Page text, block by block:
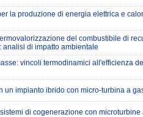
la produzione di energia elettrica e
del combustibile di
di impatto ambientale
vincoli termodinamici all'efficienza
un impianto ibrido con micro-turbina a
di cogenerazione con microturbine